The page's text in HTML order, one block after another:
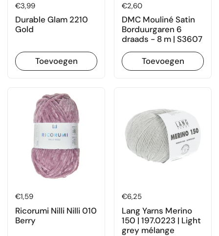
Prijs:
€3,99
Durable Glam 2210
Gold
Toevoegen
Prijs:
€2,60
DMC Mouliné Satin
Borduurgaren 6
draads - 8 m | S3607
Toevoegen
Prijs:
€1,59
Ricorumi Nilli Nilli 010
Berry
Prijs:
€6,25
Lang Yarns Merino
150 | 197.0223 | Light
grey mélange